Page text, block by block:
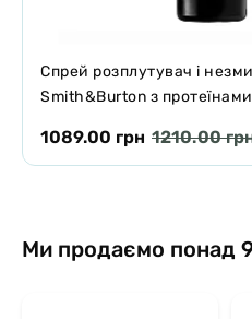
підійдуть як найкраще).
Країна виробник: Китай
Спрей розплутувач і
Smith&Burton з
1089.00 грн 1210.00
Ми продаємо понад